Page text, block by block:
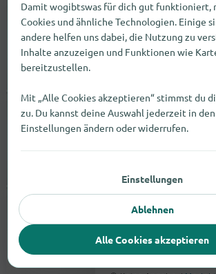
C&A
Schlossstr. / Kurfürstenstr.
54516 Wittlich
C&A
45894 Gelsenkirchen
Keine Angabe |
C&A
35260 Stadtallendorf
Damit wogibtswas für dich gut funktioniert,
Cookies und ähnliche Technologien. Einige
andere helfen uns dabei, die Nutzung zu
Inhalte anzuzeigen und Funktionen wie
bereitzustellen.
Mit „Alle Cookies akzeptieren“ stimmst du
zu. Du kannst deine Auswahl jederzeit in
Einstellungen ändern oder widerrufen.
Einstellungen
Ablehnen
Alle Cookies akzeptieren